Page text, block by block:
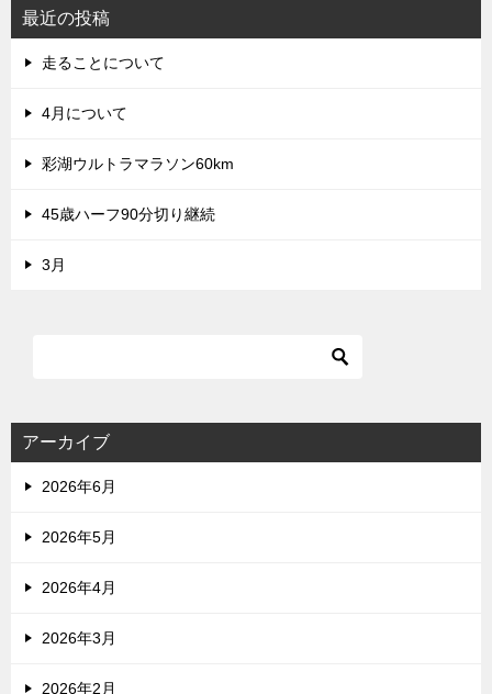
最近の投稿
走ることについて
4月について
彩湖ウルトラマラソン60km
45歳ハーフ90分切り継続
3月
アーカイブ
2026年6月
2026年5月
2026年4月
2026年3月
2026年2月